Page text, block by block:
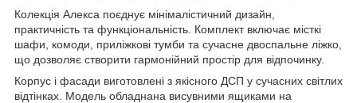
Колекція Алекса поєднує мінімалістичний дизайн,
практичність та функціональність. Комплект включає місткі
шафи, комоди, приліжкові тумби та сучасне двоспальне ліжко,
що дозволяє створити гармонійний простір для відпочинку.
Корпус і фасади виготовлені з якісного ДСП у сучасних світлих
відтінках. Модель обладнана висувними ящиками на